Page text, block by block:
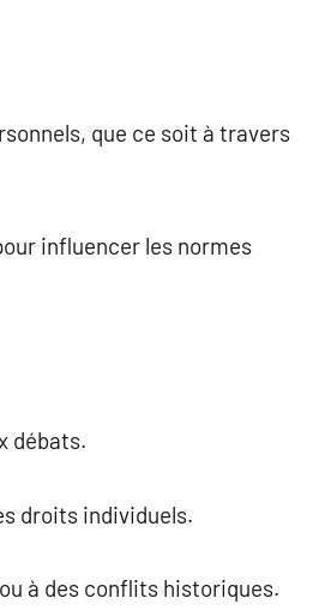
que ce soit à travers
influencer les normes
débats.
droits individuels.
à des conflits historiques.